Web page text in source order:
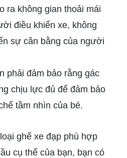
ra không gian thoải mái
điều khiển xe, không
sự cân bằng của người
phải đảm bảo rằng gác
chịu lực đủ để đảm bảo
tầm nhìn của bé.
ghế xe đạp phù hợp
cụ thể của bạn, bạn có